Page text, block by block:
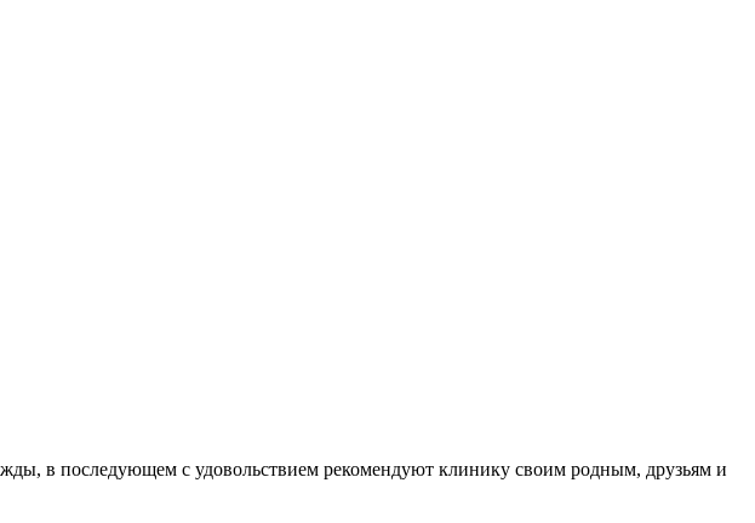
в последующем с удовольствием рекомендуют клинику своим родным, друзьям и